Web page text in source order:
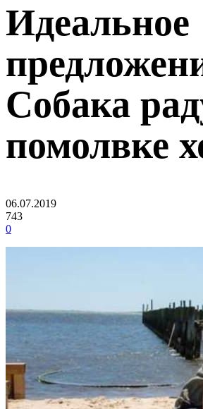
Идеальное
Собака
помолвке
06.07.2019
743
0